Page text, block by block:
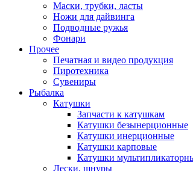
Маски, трубки, ласты
Ножи для дайвинга
Подводные ружья
Фонари
Прочее
Печатная и видео продукция
Пиротехника
Сувениры
Рыбалка
Катушки
Запчасти к катушкам
Катушки безынерционные
Катушки инерционные
Катушки карповые
Катушки
Лески, шнуры